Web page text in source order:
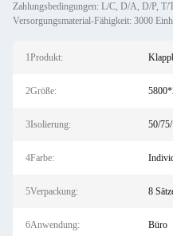
Zahlungsbedingungen: L/C, D/A, D/P, T/
Versorgungsmaterial-Fähigkeit: 3000
1Produkt:
2Größe:
3Isolierung: 50/
4Farbe:
5Verpackung: 8
6Anwendung: Büro